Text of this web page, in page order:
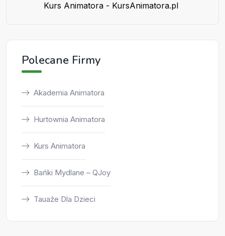
Kurs Animatora - KursAnimatora.pl
Polecane Firmy
Akademia Animatora
Hurtownia Animatora
Kurs Animatora
Bańki Mydlane – QJoy
Tauaże Dla Dzieci